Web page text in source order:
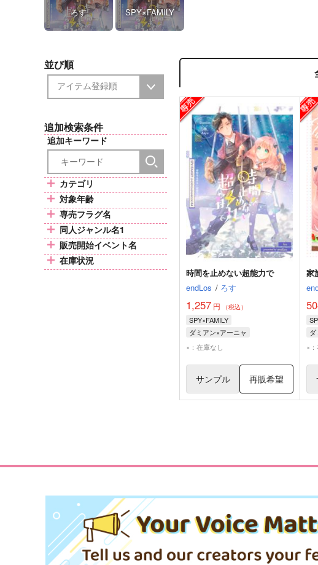
ろす SPY×FAMILY
並び順
追加検索条件
追加キーワード
カテゴリ
対象年齢
専売フラグ名
同人ジャンル名1
販売開始イベント名
在庫状況
時間を止めない超能力で
endLos / ろす
1,257 円 （税込）
SPY×FAMILY
ダミアン×アーニャ
ダミアン・デズモンド
×：在庫なし
サンプル 再販希望
家
ダ
×